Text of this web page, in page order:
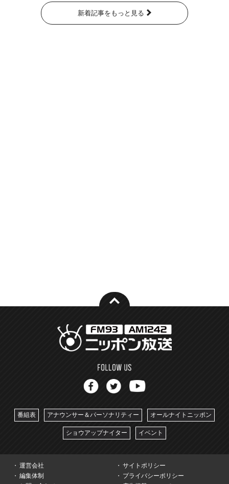
新着記事をもっと見る
番組表 アナウンサー＆パーソナリティー オールナイトニッポン
ショウアップナイター イベント
運営会社
サイトポリシー
編集体制
プライバシーポリシー